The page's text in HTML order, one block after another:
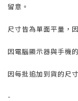
留意。
尺寸皆為單面平量，
因電腦顯示器與手機
因每批追加到貨的尺
-